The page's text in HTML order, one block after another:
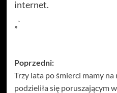
internet.
„`
Zobacz
wpisy
Poprzedni:
Trzy lata po śmierci mamy
podzieliła się poruszającym